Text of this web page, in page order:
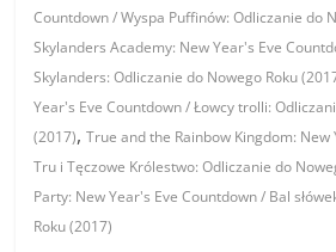
Countdown / Wyspa Puffinów: Odliczanie do
Skylanders Academy: New Year's Eve
Skylanders: Odliczanie do Nowego Roku
Year's Eve Countdown / Łowcy trolli:
(2017),True and the Rainbow Kingdom:
Tru i Tęczowe Królestwo: Odliczanie do
Party: New Year's Eve Countdown / Bal
Roku (2017)